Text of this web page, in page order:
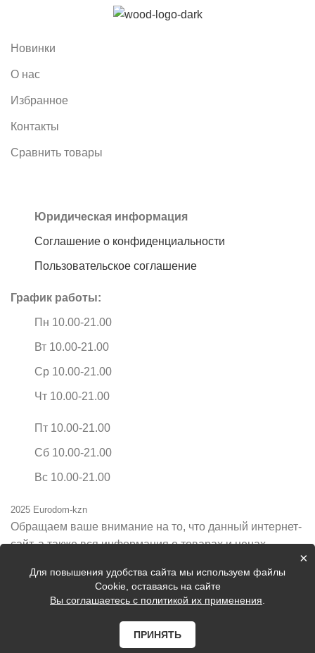
Новинки
О нас
Избранное
Контакты
Сравнить товары
Юридическая информация
Соглашение о конфиденциальности
Пользовательское соглашение
График работы:
Пн 10.00-21.00
Вт 10.00-21.00
Ср 10.00-21.00
Чт 10.00-21.00
Пт 10.00-21.00
Сб 10.00-21.00
Вс 10.00-21.00
2025 Eurodom-kzn
Обращаем ваше внимание на то, что данный интернет-
сайт, а также вся информация о товарах и ценах,
информационный характер и ни при каких условиях не
является публичной офертой, определяемой
Российской Федерации.
Цены на сайте могут быть неактуальные, уточняйте
×
Для повышения удобства сайта мы используем файлы
Cookie, оставаясь на сайте
Вы соглашаетесь с политикой их применения
ПРИНЯТЬ